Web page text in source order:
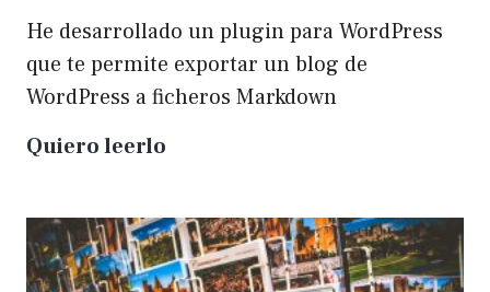
He desarrollado un plugin para WordPress
que te permite exportar un blog de
WordPress a ficheros Markdown
Quiero leerlo
exportar
un
WP